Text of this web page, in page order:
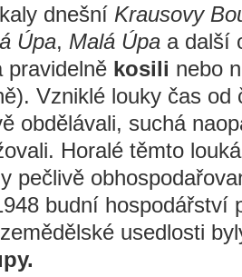
dnešní Krausovy
Úpa, Malá Úpa a další
pravidelně kosili nebo
Vzniklé louky čas od
obdělávali, suchá
Horalé těmto
pečlivě
budní hospodářství
usedlosti